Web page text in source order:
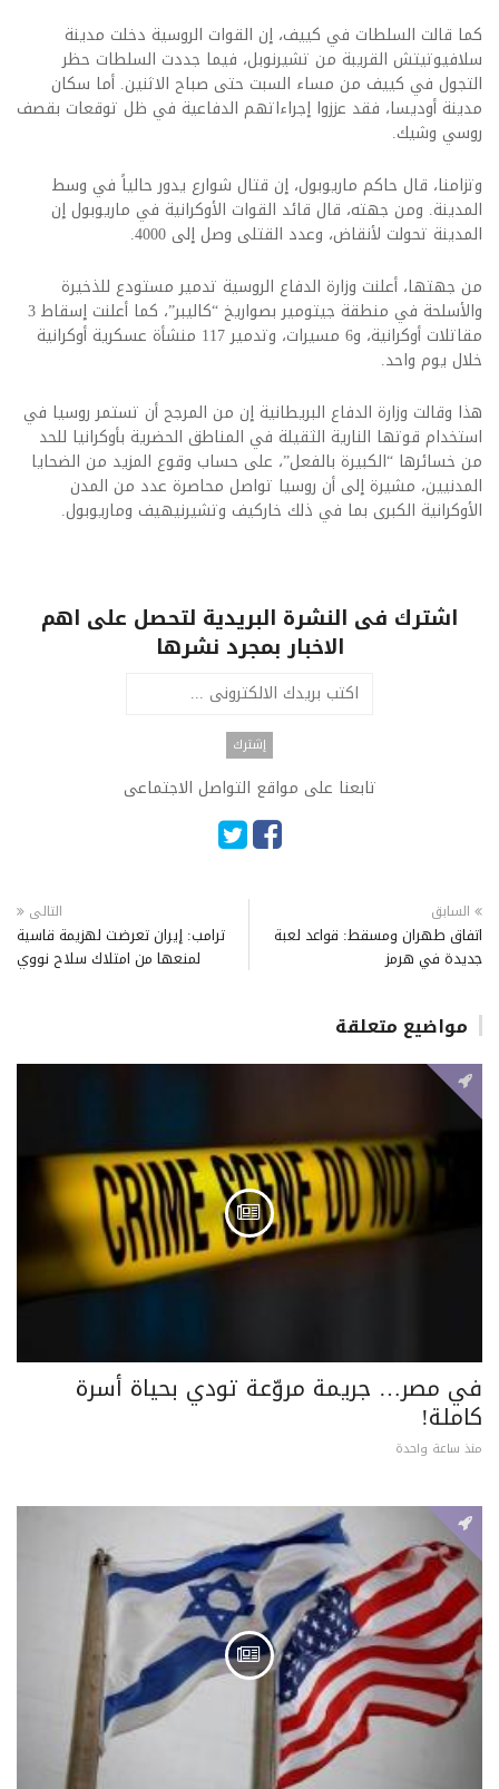
كما قالت السلطات في كييف، إن القوات الروسية دخلت مدينة
سلافيوتيتش القريبة من تشيرنوبل، فيما جددت السلطات حظر
التجول في كييف من مساء السبت حتى صباح الاثنين. أما سكان
مدينة أوديسا، فقد عززوا إجراءاتهم الدفاعية في ظل توقعات بقصف
روسي وشيك.
وتزامنا، قال حاكم ماريوبول، إن قتال شوارع يدور حالياً في وسط
المدينة. ومن جهته، قال قائد القوات الأوكرانية في ماريوبول إن
المدينة تحولت لأنقاض، وعدد القتلى وصل إلى 4000.
من جهتها، أعلنت وزارة الدفاع الروسية تدمير مستودع للذخيرة
والأسلحة في منطقة جيتومير بصواريخ “كاليبر”، كما أعلنت إسقاط 3
مقاتلات أوكرانية، و6 مسيرات، وتدمير 117 منشأة عسكرية أوكرانية
خلال يوم واحد.
هذا وقالت وزارة الدفاع البريطانية إن من المرجح أن تستمر روسيا في
استخدام قوتها النارية الثقيلة في المناطق الحضرية بأوكرانيا للحد
من خسائرها “الكبيرة بالفعل”، على حساب وقوع المزيد من الضحايا
المدنيين، مشيرة إلى أن روسيا تواصل محاصرة عدد من المدن
الأوكرانية الكبرى بما في ذلك خاركيف وتشيرنيهيف وماريوبول.
اشترك فى النشرة البريدية لتحصل على اهم
الاخبار بمجرد نشرها
تابعنا على مواقع التواصل الاجتماعى
السابق
اتفاق طهران ومسقط: قواعد لعبة
جديدة في هرمز
التالى
ترامب: إيران تعرضت لهزيمة قاسية
لمنعها من امتلاك سلاح نووي
مواضيع متعلقة
في مصر… جريمة مروّعة تودي بحياة أسرة
كاملة!
منذ ساعة واحدة